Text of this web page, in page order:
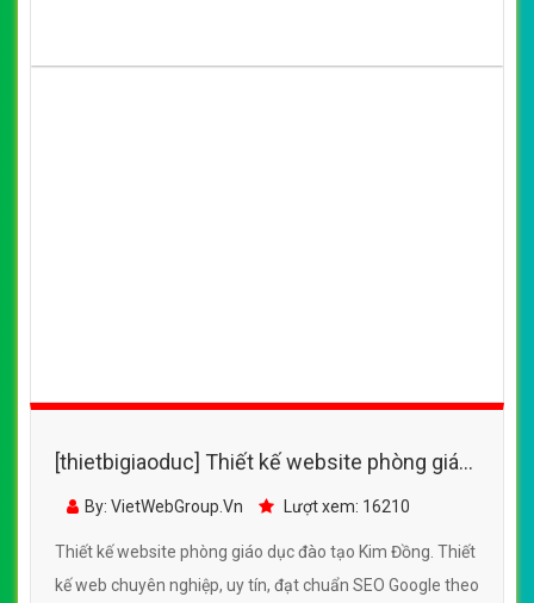
[thietbigiaoduc] Thiết kế website phòng giáo
dục đào tạo Kim Đồng
By: VietWebGroup.Vn Lượt xem: 16210
Thiết kế website phòng giáo dục đào tạo Kim Đồng. Thiết
kế web chuyên nghiệp, uy tín, đạt chuẩn SEO Google theo